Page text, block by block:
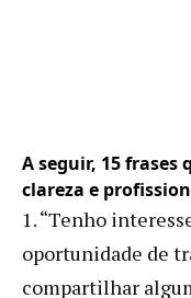
A seguir, 15
clareza e
1. “Tenho
oportunidade de
compartilhar